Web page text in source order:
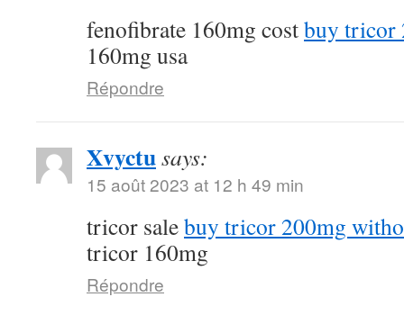
fenofibrate 160mg costbuy tricor
160mg usa
Répondre
Xvyctusays:
15 août 2023 at 12 h 49 min
tricor salebuy tricor 200mg
tricor 160mg
Répondre